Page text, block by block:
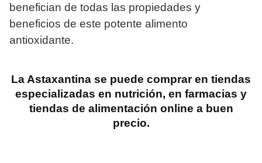
benefician de todas las propiedades y
beneficios de este potente alimento
antioxidante.
La Astaxantina se puede comprar en tiendas
especializadas en nutrición, en farmacias y
tiendas de alimentación online a buen
precio.